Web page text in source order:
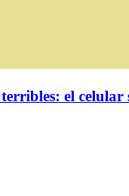
terribles: el